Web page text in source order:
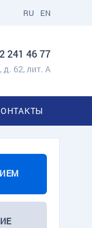
EN
RU
241 46 77
д. 62, лит. А